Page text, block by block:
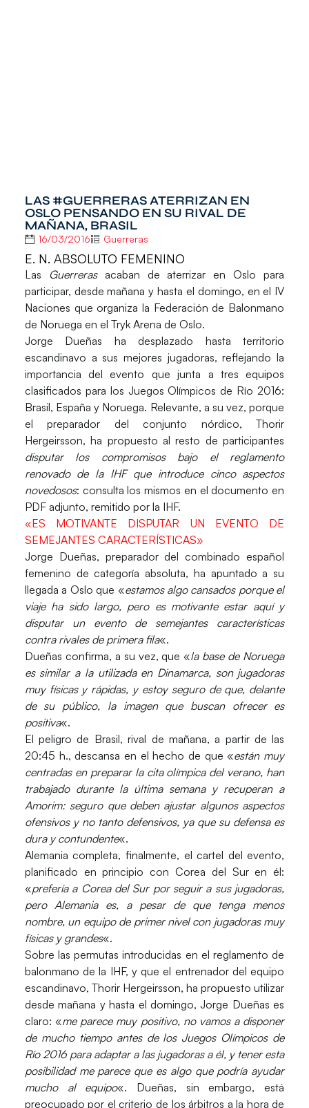
LAS #GUERRERAS ATERRIZAN EN
OSLO PENSANDO EN SU RIVAL DE
MAÑANA, BRASIL
16/03/2016 Guerreras
E. N. ABSOLUTO FEMENINO
Las Guerreras acaban de aterrizar en Oslo para
participar, desde mañana y hasta el domingo, en el IV
Naciones que organiza la Federación de Balonmano
de Noruega en el Tryk Arena de Oslo.
Jorge Dueñas ha desplazado hasta territorio
escandinavo a sus mejores jugadoras, reflejando la
importancia del evento que junta a tres equipos
clasificados para los Juegos Olímpicos de Río 2016:
Brasil, España y Noruega. Relevante, a su vez, porque
el preparador del conjunto nórdico,Thorir
Hergeirsson, ha propuesto al resto de participantes
disputar los compromisos bajo el reglamento
renovado de la IHF que introduce cinco aspectos
novedosos: consulta los mismos en el documento en
PDF adjunto, remitido por la IHF.
«ES MOTIVANTE DISPUTAR UN EVENTO DE
SEMEJANTES CARACTERÍSTICAS»
Jorge Dueñas, preparador del combinado español
femenino de categoría absoluta, ha apuntado a su
llegada a Oslo que «estamos algo cansados porque el
viaje ha sido largo, pero es motivante estar aquí y
disputar un evento de semejantes características
contra rivales de primera fila«.
Dueñas confirma, a su vez, que «la base de Noruega
es similar a la utilizada en Dinamarca, son jugadoras
muy físicas y rápidas, y estoy seguro de que, delante
de su público, la imagen que buscan ofrecer es
positiva«.
El peligro de Brasil, rival de mañana, a partir de las
20:45 h., descansa en el hecho de que «están muy
centradas en preparar la cita olímpica del verano, han
trabajado durante la última semana y recuperan a
Amorim: seguro que deben ajustar algunos aspectos
ofensivos y no tanto defensivos, ya que su defensa es
dura y contundente«.
Alemaniacompleta, finalmente, el cartel del evento,
planificado en principio con Corea del Sur en él:
«prefería a Corea del Sur por seguir a sus jugadoras,
pero Alemania es, a pesar de que tenga menos
nombre, un equipo de primer nivel con jugadoras muy
físicas y grandes«.
Sobre las permutas introducidas en el reglamento de
balonmano de la IHF, y que el entrenador del equipo
escandinavo, Thorir Hergeirsson, ha propuesto utilizar
desde mañana y hasta el domingo, Jorge Dueñas es
claro: «me parece muy positivo, no vamos a disponer
de mucho tiempo antes de los Juegos Olímpicos de
Río 2016 para adaptar a las jugadoras a él, y tener esta
posibilidad me parece que es algo que podría ayudar
mucho al equipo«. Dueñas, sin embargo, está
preocupado por el criterio de los árbitros a la hora de